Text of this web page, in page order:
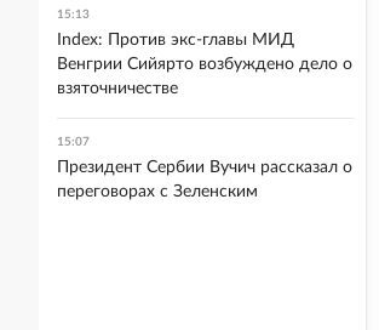
15:13
Index: Против экс-главы МИД
Венгрии Сийярто возбуждено дело о
взяточничестве
15:07
Президент Сербии Вучич рассказал о
переговорах с Зеленским